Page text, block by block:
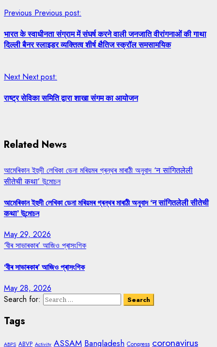
Previous Previous post:
भारत के स्वाधीनता संग्राम में संघर्ष करने वाली जनजाति वीरांगनाओं की गाथा
दिल्ली बैनर स्लाइडर व्यक्तित्व शीर्ष क्षैतिज स्क्रॉल समसामयिक
Next Next post:
राष्ट्र सेविका समिति द्वारा शाखा संगम का आयोजन
Related News
আমেৰিকান ইহুদী লেখিকা ডেনা মৰিয়মৰ গ্ৰন্থৰ মাৰাঠী অনুবাদ ‘न सांगितलेली
सीतेची कथा’ উন্মোচন
আমেৰিকান ইহুদী লেখিকা ডেনা মৰিয়মৰ গ্ৰন্থৰ মাৰাঠী অনুবাদ ‘न सांगितलेली सीतेची
कथा’ উন্মোচন
May 29, 2026
‘বীৰ সাভাৰকাৰ’ আজিও প্ৰাসংগিক
‘বীৰ সাভাৰকাৰ’ আজিও প্ৰাসংগিক
May 28, 2026
Search for:
Tags
ABPS ABVP Activity ASSAM Bangladesh Congress coronavirus